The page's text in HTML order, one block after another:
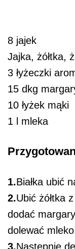
8 jajek
Jajka, żółtka,
3 łyżeczki
15 dkg
10 łyżek mąki
1 l mleka
1.Białka ubić
2.Ubić żółtka
dodać
dolewać
3.Następnie